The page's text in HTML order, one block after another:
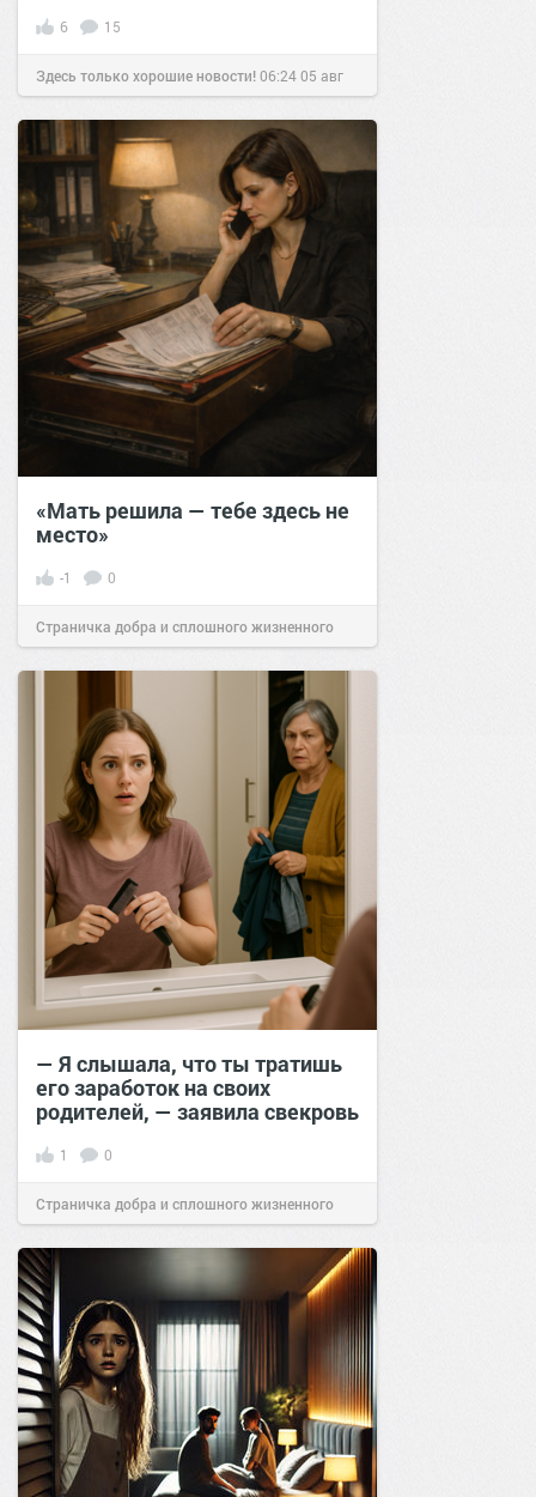
6 15
Здесь только хорошие новости!06:2405 авг
2019
«Мать решила — тебе здесь не
место»
-1 0
Страничка добра и сплошного жизненного
позитива!21:0022 янв 2026
— Я слышала, что ты тратишь
его заработок на своих
родителей, — заявила свекровь
1 0
Страничка добра и сплошного жизненного
позитива!13:4011 сен 2025